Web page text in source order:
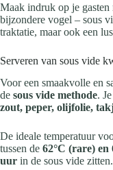
Maak indruk op je gasten
bijzondere vogel – sous
traktatie, maar ook een
Serveren van sous vide
Voor een smaakvolle en
de sous vide methode.
zout, peper, olijfolie,
De ideale temperatuur
tussen de 62°C (rare) en
uur in de sous vide zitten.